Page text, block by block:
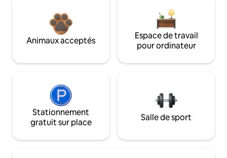
Animaux acceptés
Espace de travail
pour ordinateur
Stationnement
gratuit sur place
Salle de sport